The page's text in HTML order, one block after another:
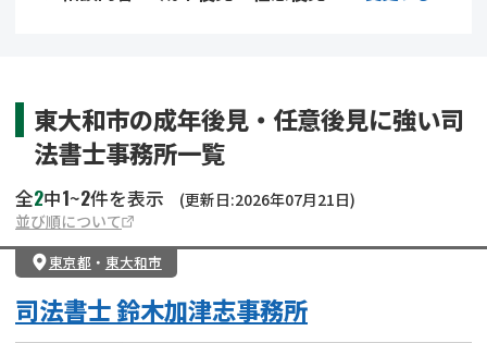
東大和市の成年後見・任意後見に強い司
法書士事務所一覧
全2中1~2件を表示
(更新日:2026年07月21日)
並び順について
東京都 ・ 東大和市
司法書士 鈴木加津志事務所